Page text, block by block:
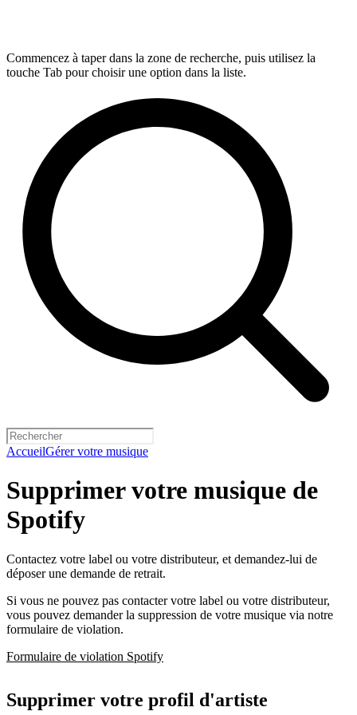
Commencez à taper dans la zone de recherche, puis utilisez la
touche Tab pour choisir une option dans la liste.
AccueilGérer votre musique
Supprimer votre musique de
Spotify
Contactez votre label ou votre distributeur, et demandez-lui de
déposer une demande de retrait.
Si vous ne pouvez pas contacter votre label ou votre distributeur,
vous pouvez demander la suppression de votre musique via notre
formulaire de violation.
Formulaire de violation Spotify
Supprimer votre profil d'artiste